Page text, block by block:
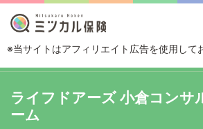
※当サイトはアフィリエイト広告を使用して
北九州 北
ライフドアーズ 小倉コンサ
ーム